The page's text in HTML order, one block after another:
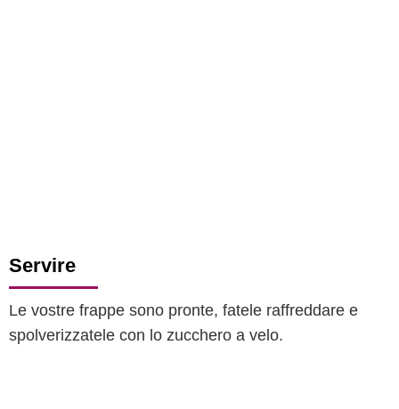
Servire
Le vostre frappe sono pronte, fatele raffreddare e
spolverizzatele con lo zucchero a velo.